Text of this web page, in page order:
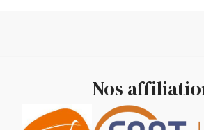
Nos